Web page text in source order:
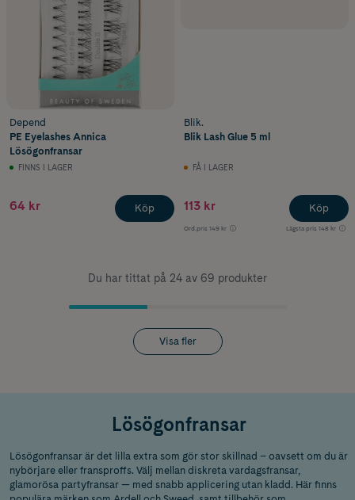
Depend
PE Eyelashes Annica
Lösögonfransar
FINNS I LAGER
64 kr Köp
Blik.
Blik Lash Glue 5 ml
FÅ I LAGER
113 kr
Ord.pris 149 kr Lägsta pris 148 kr
Köp
Du har tittat på 24 av 69 produkter
Visa fler
Lösögonfransar
Lösögonfransar är det lilla extra som gör stor skillnad – oavsett om du är
nybörjare eller fransproffs. Välj mellan diskreta vardagsfransar,
glamorösa partyfransar — med snabb applicering utan kladd. Här finns